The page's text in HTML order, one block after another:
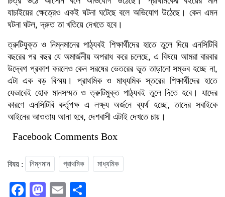
যাচাইয়ের ক্ষেত্রেও একই ঘটনা ঘটেছে বলে অভিযোগ উঠেছে। কেন এমন
ঘটনা ঘটল, দ্রুত তা খতিয়ে দেখতে হবে।
ত্রুটিযুক্ত ও নিম্নমানের পাঠ্যবই শিক্ষার্থীদের হাতে তুলে দিয়ে এনসিটিবি
বছরের পর বছর যে অমার্জনীয় অপরাধ করে চলেছে, এ বিষয়ে আমরা বারবার
উদ্বেগ প্রকাশ করলেও কেন সরষের ভেতরের ভূত তাড়ানো সম্ভব হচ্ছে না,
এটা এক বড় বিস্ময়। প্রাথমিক ও মাধ্যমিক স্তরের শিক্ষার্থীদের হাতে
যেভাবেই হোক মানসম্মত ও ত্রুটিমুক্ত পাঠ্যবই তুলে দিতে হবে। যাদের
কারণে এনসিটিবি কর্তৃপক্ষ এ লক্ষ্য অর্জনে ব্যর্থ হচ্ছে, তাদের সবাইকে
আইনের আওতায় আনা হবে, দেশবাসী এটাই দেখতে চায়।
Facebook Comments Box
বিষয় : নিম্নমান প্রাথমিক মাধ্যমিক
Facebook
Mastodon
Email